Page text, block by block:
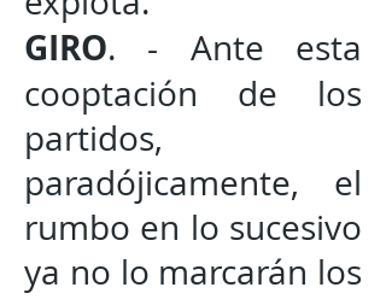
GIRO. - Ante esta
cooptación de los
partidos,
paradójicamente, el
rumbo en lo sucesivo
ya no lo marcarán los